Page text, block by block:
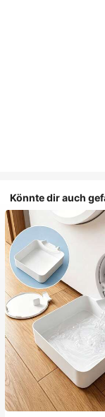
Könnte dir auch